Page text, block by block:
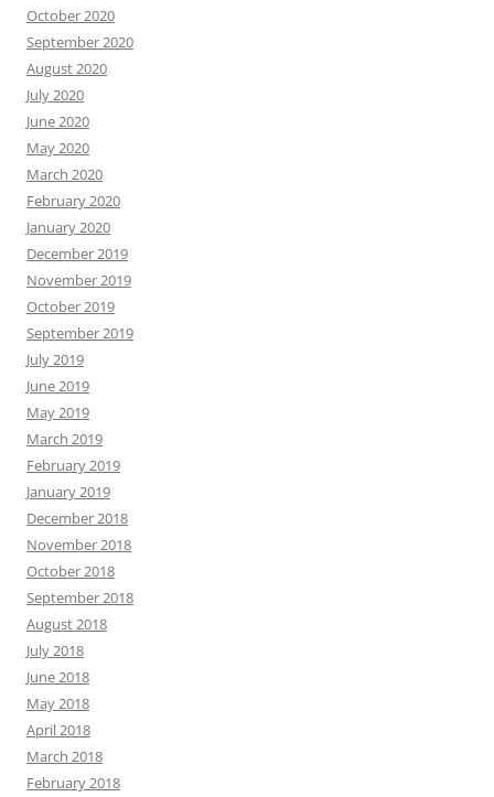
October 2020
September 2020
August 2020
July 2020
June 2020
May 2020
March 2020
February 2020
January 2020
December 2019
November 2019
October 2019
September 2019
July 2019
June 2019
May 2019
March 2019
February 2019
January 2019
December 2018
November 2018
October 2018
September 2018
August 2018
July 2018
June 2018
May 2018
April 2018
March 2018
February 2018